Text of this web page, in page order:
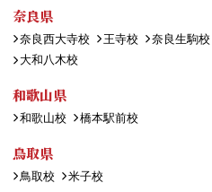
奈良県
奈良西大寺校 王寺校 奈良生駒校
大和八木校
和歌山県
和歌山校 橋本駅前校
鳥取県
鳥取校 米子校